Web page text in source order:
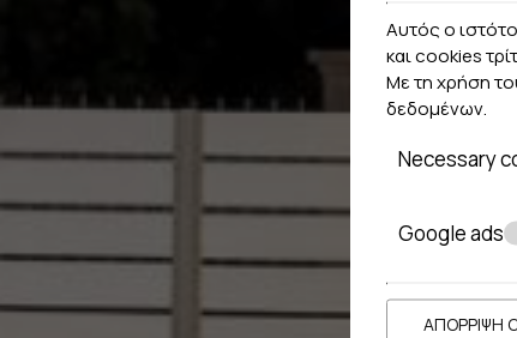
Αυτός ο
και cookies
Με τη χρήση
δεδομένων.
Necessary
Google ads
ΑΠΌΡΡΙΨΗ